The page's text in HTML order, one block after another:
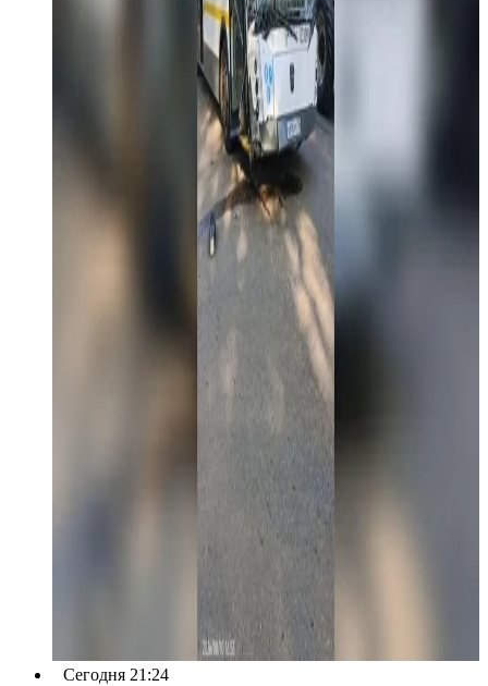
Сегодня 21:24